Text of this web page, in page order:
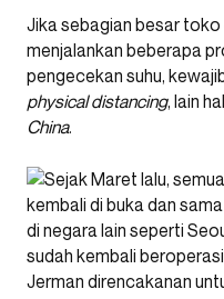
Jika sebagian besar toko
menjalankan beberapa
pengecekan suhu,
physical distancing, lain
China.